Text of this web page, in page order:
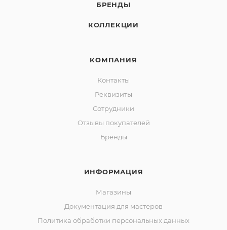
БРЕНДЫ
КОЛЛЕКЦИИ
КОМПАНИЯ
Контакты
Реквизиты
Сотрудники
Отзывы покупателей
Бренды
ИНФОРМАЦИЯ
Магазины
Документация для мастеров
Политика обработки персональных данных